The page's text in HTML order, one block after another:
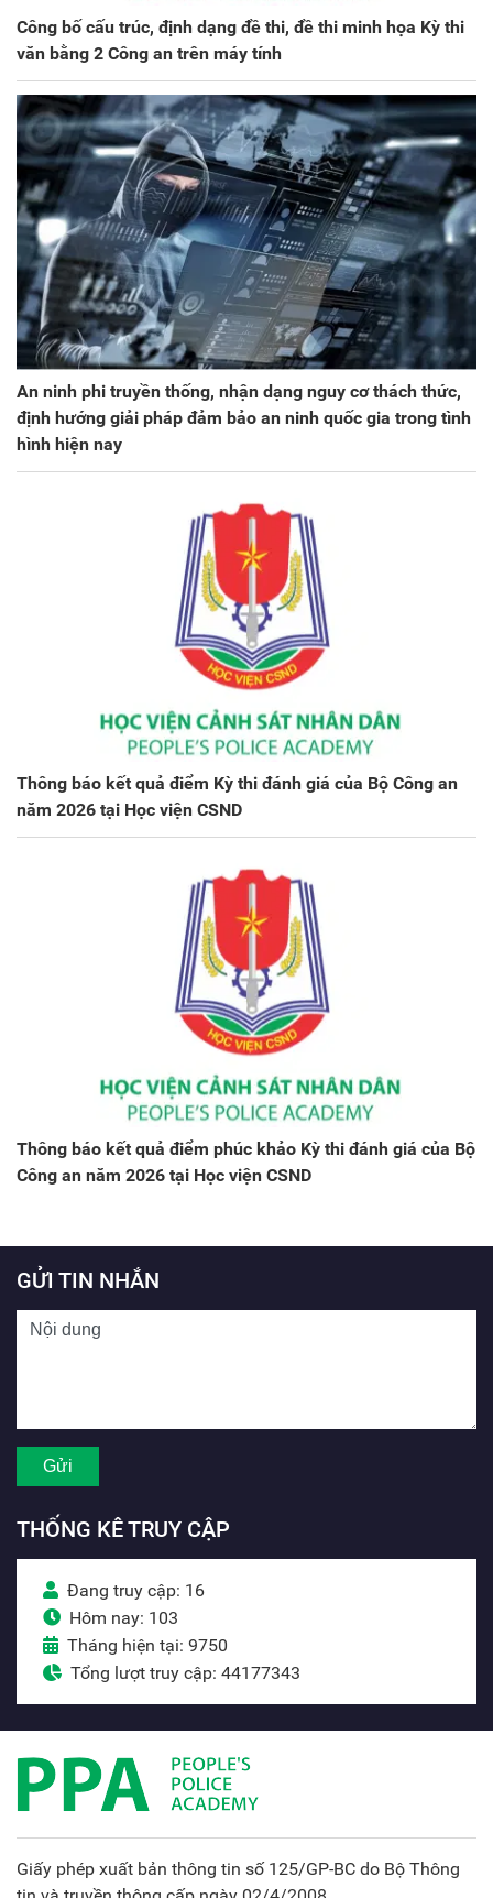
Công bố cấu trúc, định dạng đề thi, đề thi minh họa Kỳ thi
văn bằng 2 Công an trên máy tính
An ninh phi truyền thống, nhận dạng nguy cơ thách thức,
định hướng giải pháp đảm bảo an ninh quốc gia trong tình
hình hiện nay
Thông báo kết quả điểm Kỳ thi đánh giá của Bộ Công an
năm 2026 tại Học viện CSND
Thông báo kết quả điểm phúc khảo Kỳ thi đánh giá của Bộ
Công an năm 2026 tại Học viện CSND
GỬI TIN NHẮN
THỐNG KÊ TRUY CẬP
Đang truy cập: 16
Hôm nay: 103
Tháng hiện tại: 9750
Tổng lượt truy cập: 44177343
Giấy phép xuất bản thông tin số 125/GP-BC do Bộ Thông